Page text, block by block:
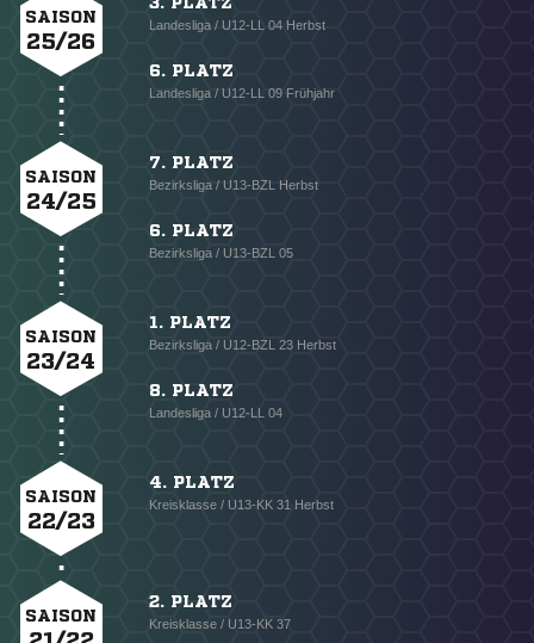
SAISON
25/26
Landesliga / U12-LL 04 Herbst
6. PLATZ
Landesliga / U12-LL 09 Frühjahr
SAISON
24/25
7. PLATZ
Bezirksliga / U13-BZL Herbst
6. PLATZ
Bezirksliga / U13-BZL 05
SAISON
23/24
1. PLATZ
Bezirksliga / U12-BZL 23 Herbst
8. PLATZ
Landesliga / U12-LL 04
SAISON
22/23
4. PLATZ
Kreisklasse / U13-KK 31 Herbst
SAISON
2. PLATZ
Kreisklasse / U13-KK 37